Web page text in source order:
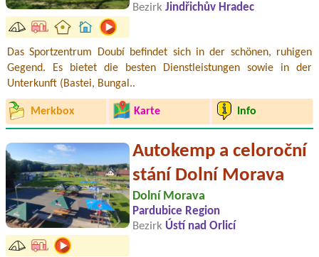
Bezirk Jindřichův Hradec
Das Sportzentrum Doubí befindet sich in der schönen, ruhigen
Gegend. Es bietet die besten Dienstleistungen sowie in der
Unterkunft (Bastei, Bungal..
Merkbox Karte Info
Autokemp a celoroční
stání Dolní Morava
Dolní Morava
Pardubice Region
Bezirk Ústí nad Orlicí